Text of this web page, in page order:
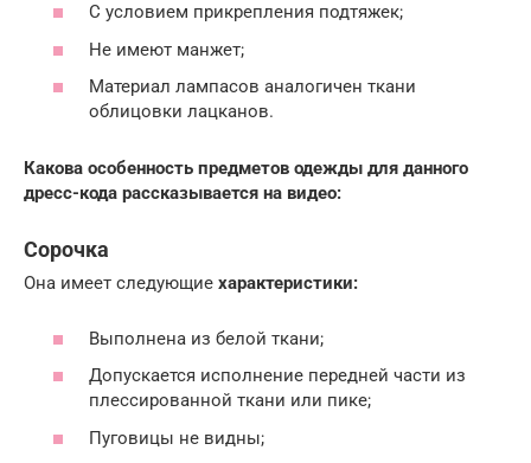
С условием прикрепления подтяжек;
Не имеют манжет;
Материал лампасов аналогичен ткани
облицовки лацканов.
Какова особенность предметов одежды для данного
дресс-кода рассказывается на видео:
Сорочка
Она имеет следующие характеристики:
Выполнена из белой ткани;
Допускается исполнение передней части из
плессированной ткани или пике;
Пуговицы не видны;